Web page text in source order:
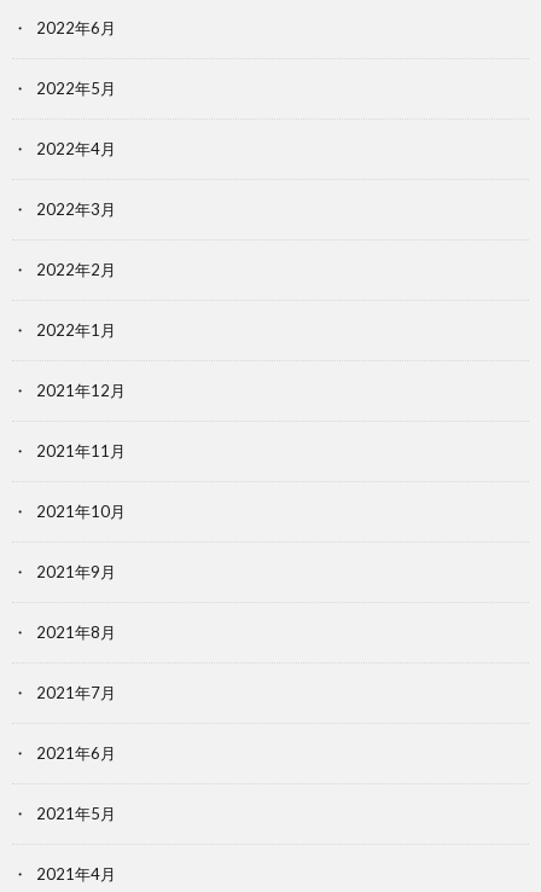
2022年6月
2022年5月
2022年4月
2022年3月
2022年2月
2022年1月
2021年12月
2021年11月
2021年10月
2021年9月
2021年8月
2021年7月
2021年6月
2021年5月
2021年4月